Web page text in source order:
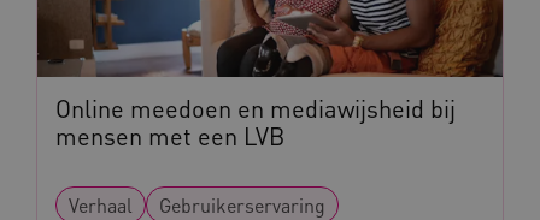
Online meedoen en mediawijsheid bij
mensen met een LVB
Verhaal Gebruikerservaring
AWSALB
Amazon.com Inc.
a594.kennispleingehandicaptensector.nl